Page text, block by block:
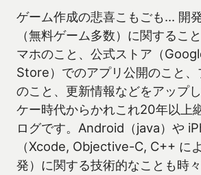
ゲーム作成の悲喜こもごも… 開
（無料ゲーム多数）に関するこ
マホのこと、公式ストア（
Store）でのアプリ公開のこと
のこと、更新情報などをアップ
ケー時代からかれこれ20年以上
ログです。Android（java）や
（Xcode, Objective-C, C++ に
発）に関する技術的なことも時